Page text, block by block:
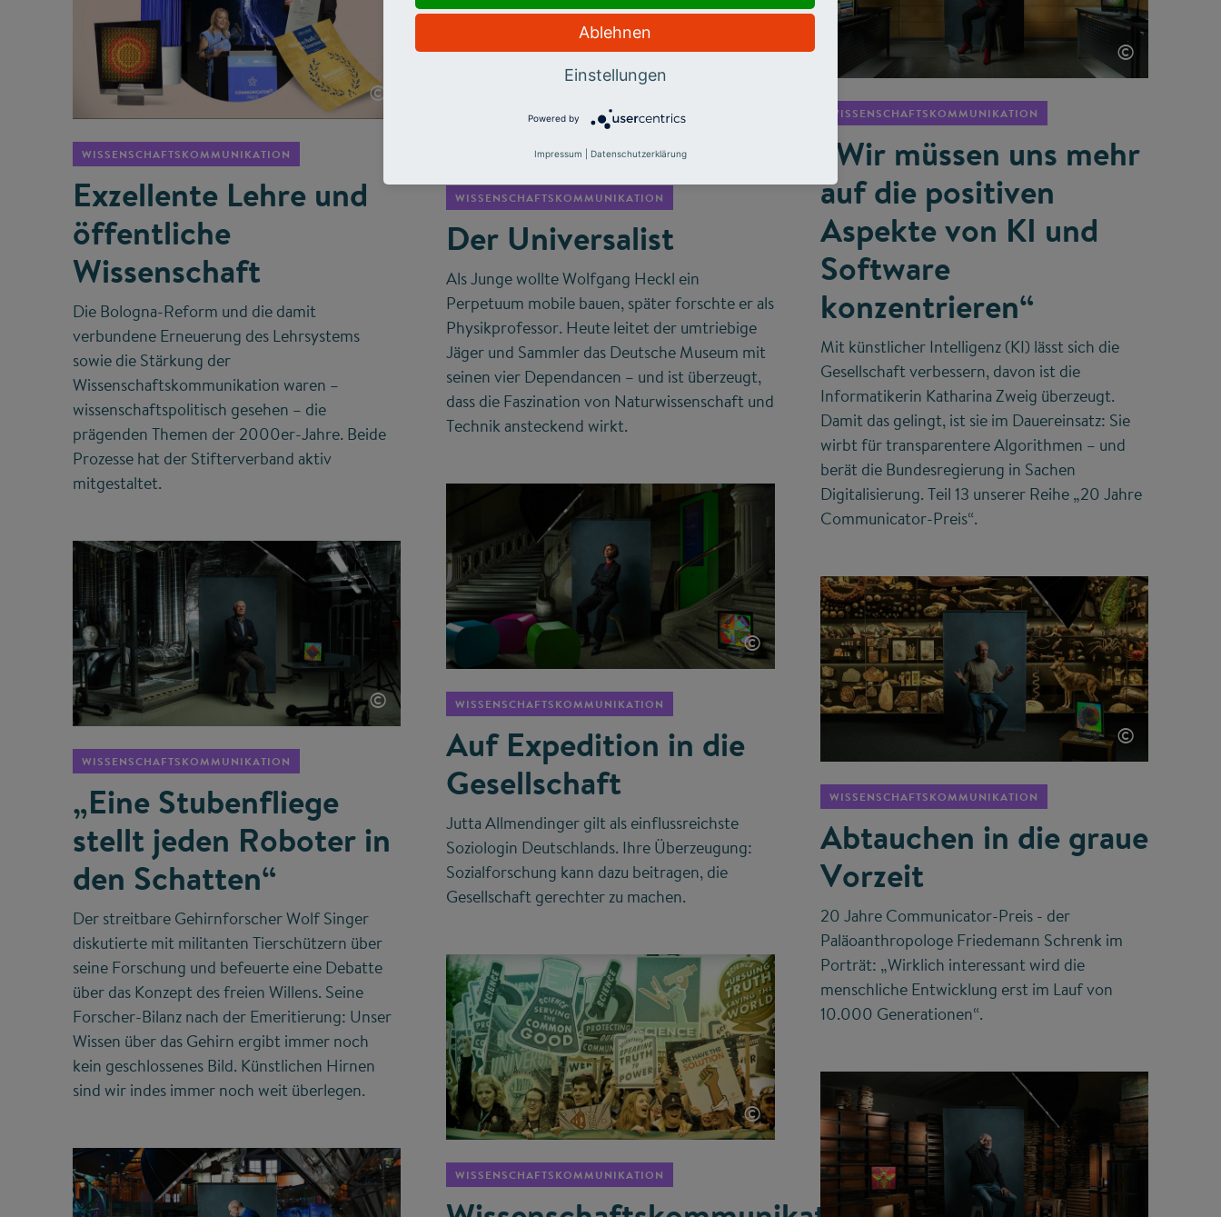
©
WISSENSCHAFTSKOMMUNIKATION
Exzellente Lehre und
öffentliche
Wissenschaft
Die Bologna-Reform und die damit
verbundene Erneuerung des Lehrsystems
sowie die Stärkung der
Wissenschaftskommunikation waren –
wissenschaftspolitisch gesehen – die
prägenden Themen der 2000er-Jahre. Beide
Prozesse hat der Stifterverband aktiv
mitgestaltet.
WISSENSCHAFTSKOMMUNIKATION
Der Universalist
Als Junge wollte Wolfgang Heckl ein
Perpetuum mobile bauen, später forschte er als
Physikprofessor. Heute leitet der umtriebige
Jäger und Sammler das Deutsche Museum mit
seinen vier Dependancen – und ist überzeugt,
dass die Faszination von Naturwissenschaft und
Technik ansteckend wirkt.
©
WISSENSCHAFTSKOMMUNIKATION
„Wir müssen uns mehr
auf die positiven
Aspekte von KI und
Software
konzentrieren“
Mit künstlicher Intelligenz (KI) lässt sich die
Gesellschaft verbessern, davon ist die
Informatikerin Katharina Zweig überzeugt.
Damit das gelingt, ist sie im Dauereinsatz: Sie
wirbt für transparentere Algorithmen – und
berät die Bundesregierung in Sachen
Digitalisierung. Teil 13 unserer Reihe „20 Jahre
Communicator-Preis“.
©
WISSENSCHAFTSKOMMUNIKATION
„Eine Stubenfliege
stellt jeden Roboter in
den Schatten“
Der streitbare Gehirnforscher Wolf Singer
diskutierte mit militanten Tierschützern über
seine Forschung und befeuerte eine Debatte
über das Konzept des freien Willens. Seine
Forscher-Bilanz nach der Emeritierung: Unser
Wissen über das Gehirn ergibt immer noch
kein geschlossenes Bild. Künstlichen Hirnen
sind wir indes immer noch weit überlegen.
©
WISSENSCHAFTSKOMMUNIKATION
Auf Expedition in die
Gesellschaft
Jutta Allmendinger gilt als einflussreichste
Soziologin Deutschlands. Ihre Überzeugung:
Sozialforschung kann dazu beitragen, die
Gesellschaft gerechter zu machen.
©
WISSENSCHAFTSKOMMUNIKATION
Abtauchen in die graue
Vorzeit
20 Jahre Communicator-Preis - der
Paläoanthropologe Friedemann Schrenk im
Porträt: „Wirklich interessant wird die
menschliche Entwicklung erst im Lauf von
10.000 Generationen“.
©
WISSENSCHAFTSKOMMUNIKATION
Ablehnen
Einstellungen
Powered by
Impressum Datenschutzerklärung